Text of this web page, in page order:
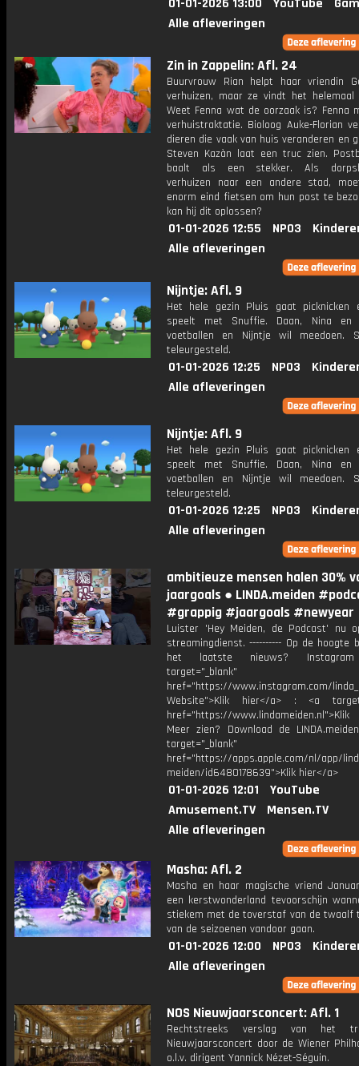
01-01-2026 13:00 YouTube
Alle afleveringen
Zin in Zappelin: Afl. 24
Buurvrouw Rian helpt haar vriendin
verhuizen, maar ze vindt het helemaal
Weet Fenna wat de oorzaak is? Fenna
verhuistraktatie. Bioloog Auke-Florian
dieren die vaak van huis veranderen en
Steven Kazàn laat een truc zien.
baalt als een stekker. Als
verhuizen naar een andere stad,
enorm eind fietsen om hun post te
kan hij dit oplossen?
01-01-2026 12:55 NPO3
Alle afleveringen
Nijntje: Afl. 9
Het hele gezin Pluis gaat picknicken
speelt met Snuffie. Daan, Nina en
voetballen en Nijntje wil meedoen.
teleurgesteld.
01-01-2026 12:25 NPO3
Alle afleveringen
Nijntje: Afl. 9
Het hele gezin Pluis gaat picknicken
speelt met Snuffie. Daan, Nina en
voetballen en Nijntje wil meedoen.
teleurgesteld.
01-01-2026 12:25 NPO3
Alle afleveringen
ambitieuze mensen halen 30%
jaargoals ● LINDA.meiden
#grappig #jaargoals #newyear
Luister 'Hey Meiden, de Podcast' nu
streamingdienst. ---------- Op de hoogte
het laatste nieuws?
target="_blank"
href="https://www.instagram.com/
Website">Klik hier</a> : <a
href="https://
Meer zien? Download de
target="_blank"
href="https://apps.apple.com/nl/app/
meiden/id6480178639">Klik hier</a>
01-01-2026 12:01
YouTube
Amusement.TV
Mensen.TV
Alle afleveringen
Masha: Afl. 2
Masha en haar magische vriend
een kerstwonderland tevoorschijn
stiekem met de toverstaf van de twaalf
van de seizoenen vandoor gaan.
01-01-2026 12:00 NPO3
Alle afleveringen
NOS Nieuwjaarsconcert: Afl. 1
Rechtstreeks verslag van het
Nieuwjaarsconcert door de Wiener
o.l.v. dirigent Yannick Nézet-Séguin.